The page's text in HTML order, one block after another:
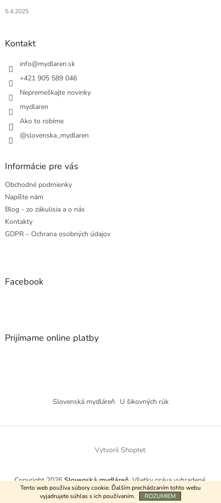
Tento web používa súbory cookie. Ďalším prechádzaním tohto webu
vyjadrujete súhlas s ich používaním.
ROZUMIEM
5.4.2025
Kontakt
info@mydlaren.sk
+421 905 589 046
Nepremeškajte novinky
mydlaren
Ako to robíme
@slovenska_mydlaren
Informácie pre vás
Obchodné podmienky
Napíšte nám
Blog - zo zákulisia a o nás
Kontakty
GDPR – Ochrana osobných údajov
Facebook
Prijímame online platby
Slovenská mydláreň U šikovných rúk
Vytvoril Shoptet
Copyright 2026Slovenská mydláreň. Všetky práva vyhradené.